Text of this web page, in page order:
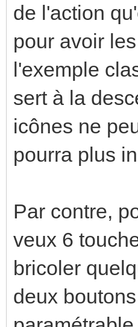
de l'action
pour avoir
l'exemple
sert à la
icônes ne
pourra plus
Par contre,
veux 6
bricoler
deux